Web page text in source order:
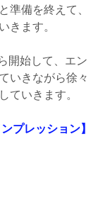
準備を終えて、
きます。
開始して、エン
いきながら徐々
ていきます。
プレッション】